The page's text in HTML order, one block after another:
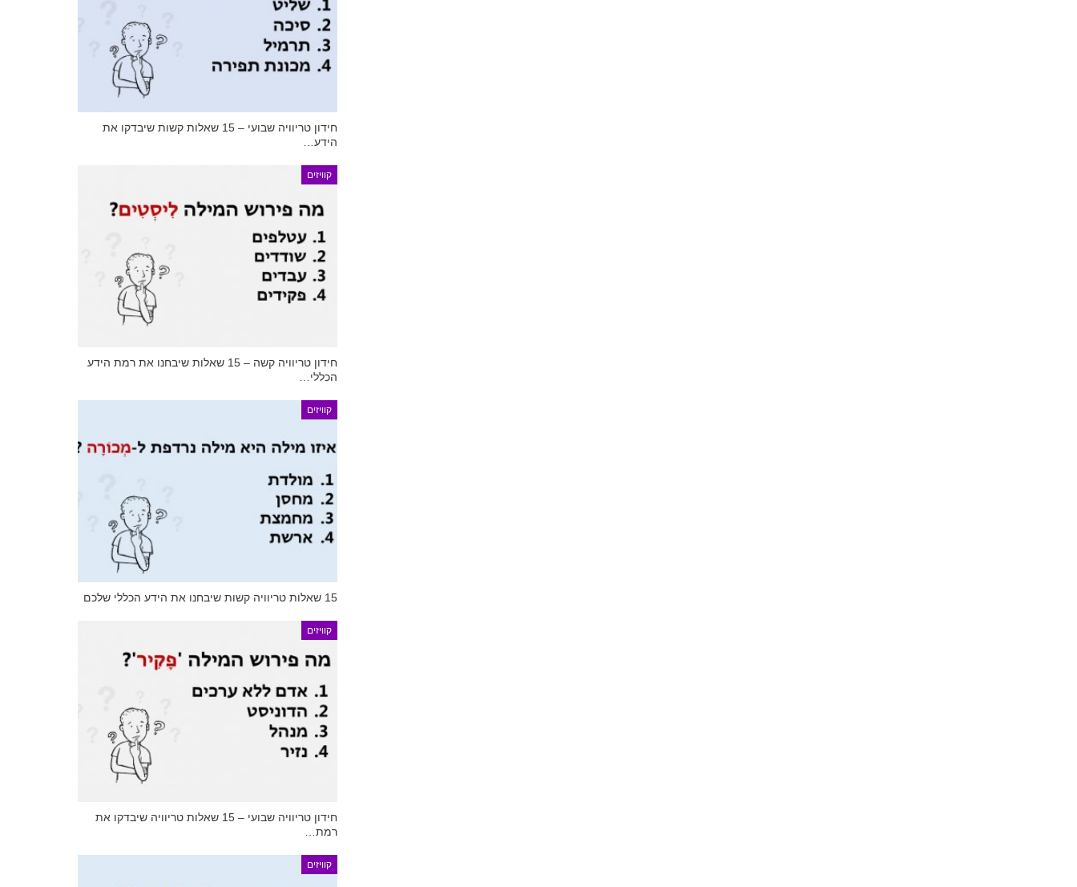
חידון טריוויה שבועי – 15 שאלות קשות שיבדקו את
הידע…
קוויזים
חידון טריוויה קשה – 15 שאלות שיבחנו את רמת הידע
הכללי…
קוויזים
15 שאלות טריוויה קשות שיבחנו את הידע הכללי שלכם
קוויזים
חידון טריוויה שבועי – 15 שאלות טריוויה שיבדקו את
רמת…
קוויזים